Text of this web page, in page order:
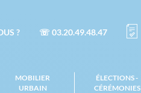
? ☏ 03.20.49.48.47
MOBILIER
URBAIN
ÉLECTIONS -
CÉRÉMONIES